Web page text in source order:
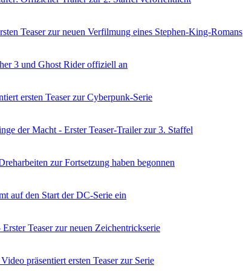
Teaser zur neuen Verfilmung eines Stephen-King-Romans
3 und Ghost Rider offiziell an
ersten Teaser zur Cyberpunk-Serie
der Macht - Erster Teaser-Trailer zur 3. Staffel
zur Fortsetzung haben begonnen
auf den Start der DC-Serie ein
Teaser zur neuen Zeichentrickserie
präsentiert ersten Teaser zur Serie